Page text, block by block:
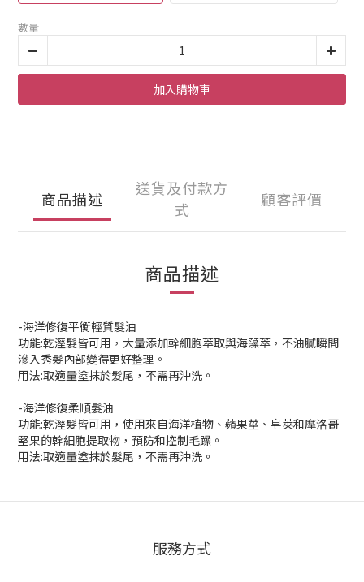
數量
加入購物車
商品描述
送貨及付款方
式
顧客評價
商品描述
-海洋修復平衡輕質髮油
功能:乾溼髮皆可用，大量添加幹細胞萃取與海藻萃，不油膩瞬間
滲入秀髮內部變得更好整理。
用法:取適量塗抹於髮尾，不需再沖洗。
-海洋修復柔順髮油
功能:乾溼髮皆可用，使用來自海洋植物、蘋果莖、皂莢和摩洛哥
堅果的幹細胞提取物，預防和控制毛躁。
用法:取適量塗抹於髮尾，不需再沖洗。
服務方式